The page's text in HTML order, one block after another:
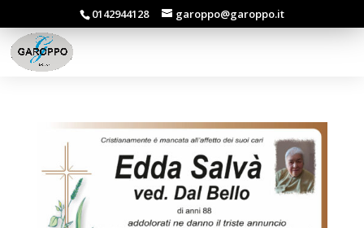
0142944128 garoppo@garoppo.it